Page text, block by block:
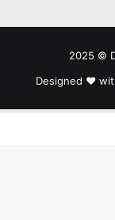
2025 ©
Designed ❤️